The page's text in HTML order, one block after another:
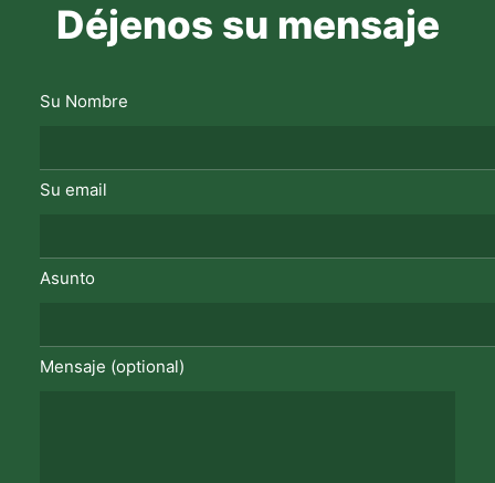
Déjenos su mensaje
Su Nombre
Su email
Asunto
Mensaje (optional)